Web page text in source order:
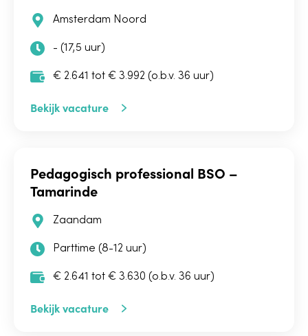
Amsterdam Noord
- (17,5 uur)
€ 2.641 tot € 3.992 (o.b.v. 36 uur)
Bekijk vacature
Pedagogisch professional BSO –
Tamarinde
Zaandam
Parttime (8-12 uur)
€ 2.641 tot € 3.630 (o.b.v. 36 uur)
Bekijk vacature